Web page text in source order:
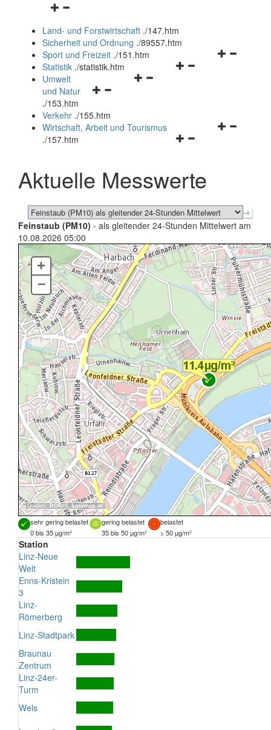
Navigationsmenü
und
schließen
Land- und Forstwirtschaft ./147.htm
Sicherheit und Ordnung ./89557.htm
Navigationsmenü
Sport und Freizeit ./151.htm
Navigationsmenü
Statistik ./statistik.htm
Navigationsmenü
und
schließen
Umwelt
und Natur
./153.htm
Verkehr ./155.htm
Navigationsmenü
schließen
Wirtschaft, Arbeit und Tourismus
./157.htm
Aktuelle Messwerte
Feinstaub (PM10) - als gleitender 24-Stunden Mittelwert am
10.08.2026 05:00
Quellen: DORIS,basemap.at
+
–
sehr gering belastet gering belastet
belastet
0 bis 35 µg/m³
35 bis 50 µg/m³ > 50 µg/m³
Station
Linz-Neue
Welt
Enns-Kristein
3
Linz-
Römerberg
Linz-Stadtpark
Braunau
Zentrum
Linz-24er-
Turm
Wels